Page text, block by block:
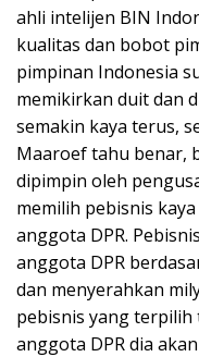
ahli intelijen BIN
kualitas dan bobot
pimpinan Indonesia
memikirkan duit dan
semakin kaya terus,
Maaroef tahu benar,
dipimpin oleh
memilih pebisnis
anggota DPR.
anggota DPR
dan menyerahkan
pebisnis yang terpilih
anggota DPR dia